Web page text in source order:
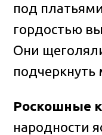
под
гордостью
Они
подчеркнуть
Роскошные
народности